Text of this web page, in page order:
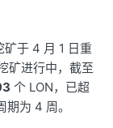
矿于 4 月 1 日重
矿进行中，截至
个 LON，已超
为 4 周。